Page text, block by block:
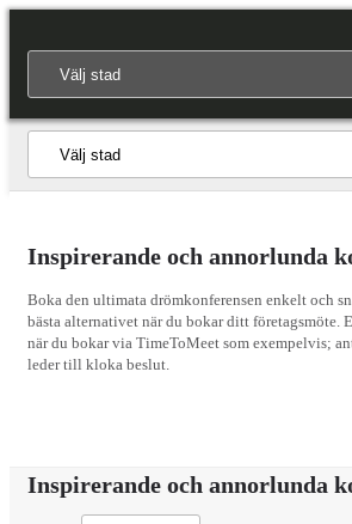
Inspirerande och annorlunda
Boka den ultimata drömkonferensen enkelt och
bästa alternativet när du bokar ditt företagsmöte.
när du bokar via TimeToMeet som exempelvis;
leder till kloka beslut.
Inspirerande och annorlunda